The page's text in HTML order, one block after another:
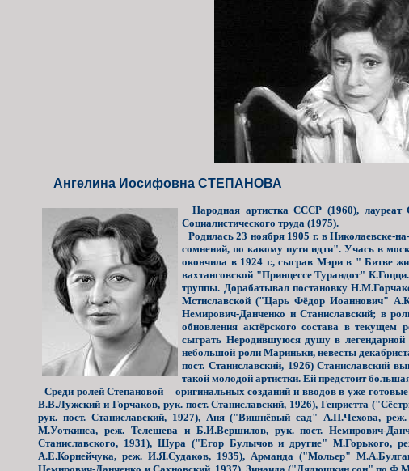
Ангелина Иосифовна СТЕПАНОВА
Народная артистка СССР (1960), лауреат
Социалистического труда (1975).
Родилась 23 ноября 1905 г. в Николаевске-
сомнений, по какому пути идти". Учась в
окончила в 1924 г., сыграв Мэри в " Битве
вахтанговской "Принцессе Турандот"
труппы. Дорабатывал постановку
Мстиславской ("Царь Фёдор Иоаннович"
Немирович-Данченко и Станиславский; в
обновления актёрского состава в текущем
сыграть Неродившуюся душу в
небольшой роли Мариньки, невесты
пост. Станиславский, 1926) Станиславский
такой молодой артистки. Ей предстоит
Среди ролей Степановой – оригинальных созданий и вводов в уже
В.В.Лужский и Горчаков, рук. пост. Станиславский, 1926), Генриетта
рук. пост. Станиславский, 1927), Аня ("Вишнёвый сад" А.П.Чехова,
М.Уоткинса, реж. Телешева и Б.И.Вершилов, рук. пост. Немирович-
Станиславского, 1931), Шура ("Егор Булычов и другие" М.Горького,
А.Е.Корнейчука, реж. И.Я.Судаков, 1935), Арманда ("Мольер"